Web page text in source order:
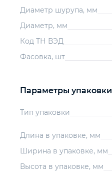
Диаметр шурупа, мм
Диаметр, мм
Код ТН ВЭД
Фасовка, шт
Параметры упаковки
Тип упаковки
Длина в упаковке, мм
Ширина в упаковке, мм
Высота в упаковке, мм